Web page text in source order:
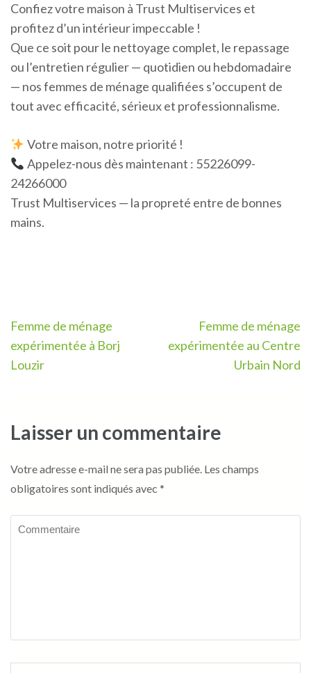
Confiez votre maison à Trust Multiservices et
profitez d’un intérieur impeccable !
Que ce soit pour le nettoyage complet, le repassage
ou l’entretien régulier — quotidien ou hebdomadaire
— nos femmes de ménage qualifiées s’occupent de
tout avec efficacité, sérieux et professionnalisme.
Votre maison, notre priorité !
Appelez-nous dès maintenant : 55226099-
24266000
Trust Multiservices — la propreté entre de bonnes
mains.
Navigation
de
l’article
Femme de ménage
expérimentée à Borj
Louzir
Femme de ménage
expérimentée au Centre
Urbain Nord
Laisser un commentaire
Votre adresse e-mail ne sera pas publiée. Les champs
obligatoires sont indiqués avec *
Commentaire